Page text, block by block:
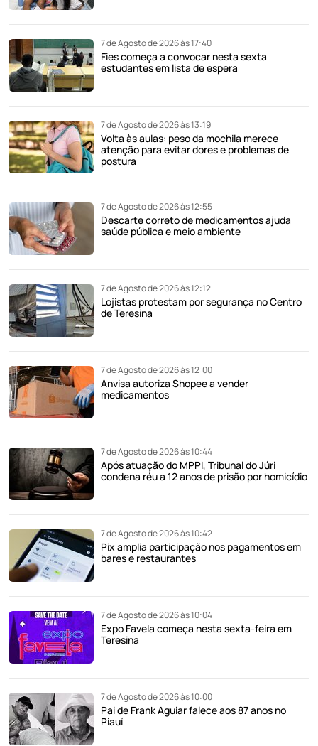
7 de Agosto de 2026 às 17:40
Fies começa a convocar nesta sexta
estudantes em lista de espera
7 de Agosto de 2026 às 13:19
Volta às aulas: peso da mochila merece
atenção para evitar dores e problemas de
postura
7 de Agosto de 2026 às 12:55
Descarte correto de medicamentos ajuda
saúde pública e meio ambiente
7 de Agosto de 2026 às 12:12
Lojistas protestam por segurança no Centro
de Teresina
7 de Agosto de 2026 às 12:00
Anvisa autoriza Shopee a vender
medicamentos
7 de Agosto de 2026 às 10:44
Após atuação do MPPI, Tribunal do Júri
condena réu a 12 anos de prisão por homicídio
7 de Agosto de 2026 às 10:42
Pix amplia participação nos pagamentos em
bares e restaurantes
7 de Agosto de 2026 às 10:04
Expo Favela começa nesta sexta-feira em
Teresina
7 de Agosto de 2026 às 10:00
Pai de Frank Aguiar falece aos 87 anos no
Piauí